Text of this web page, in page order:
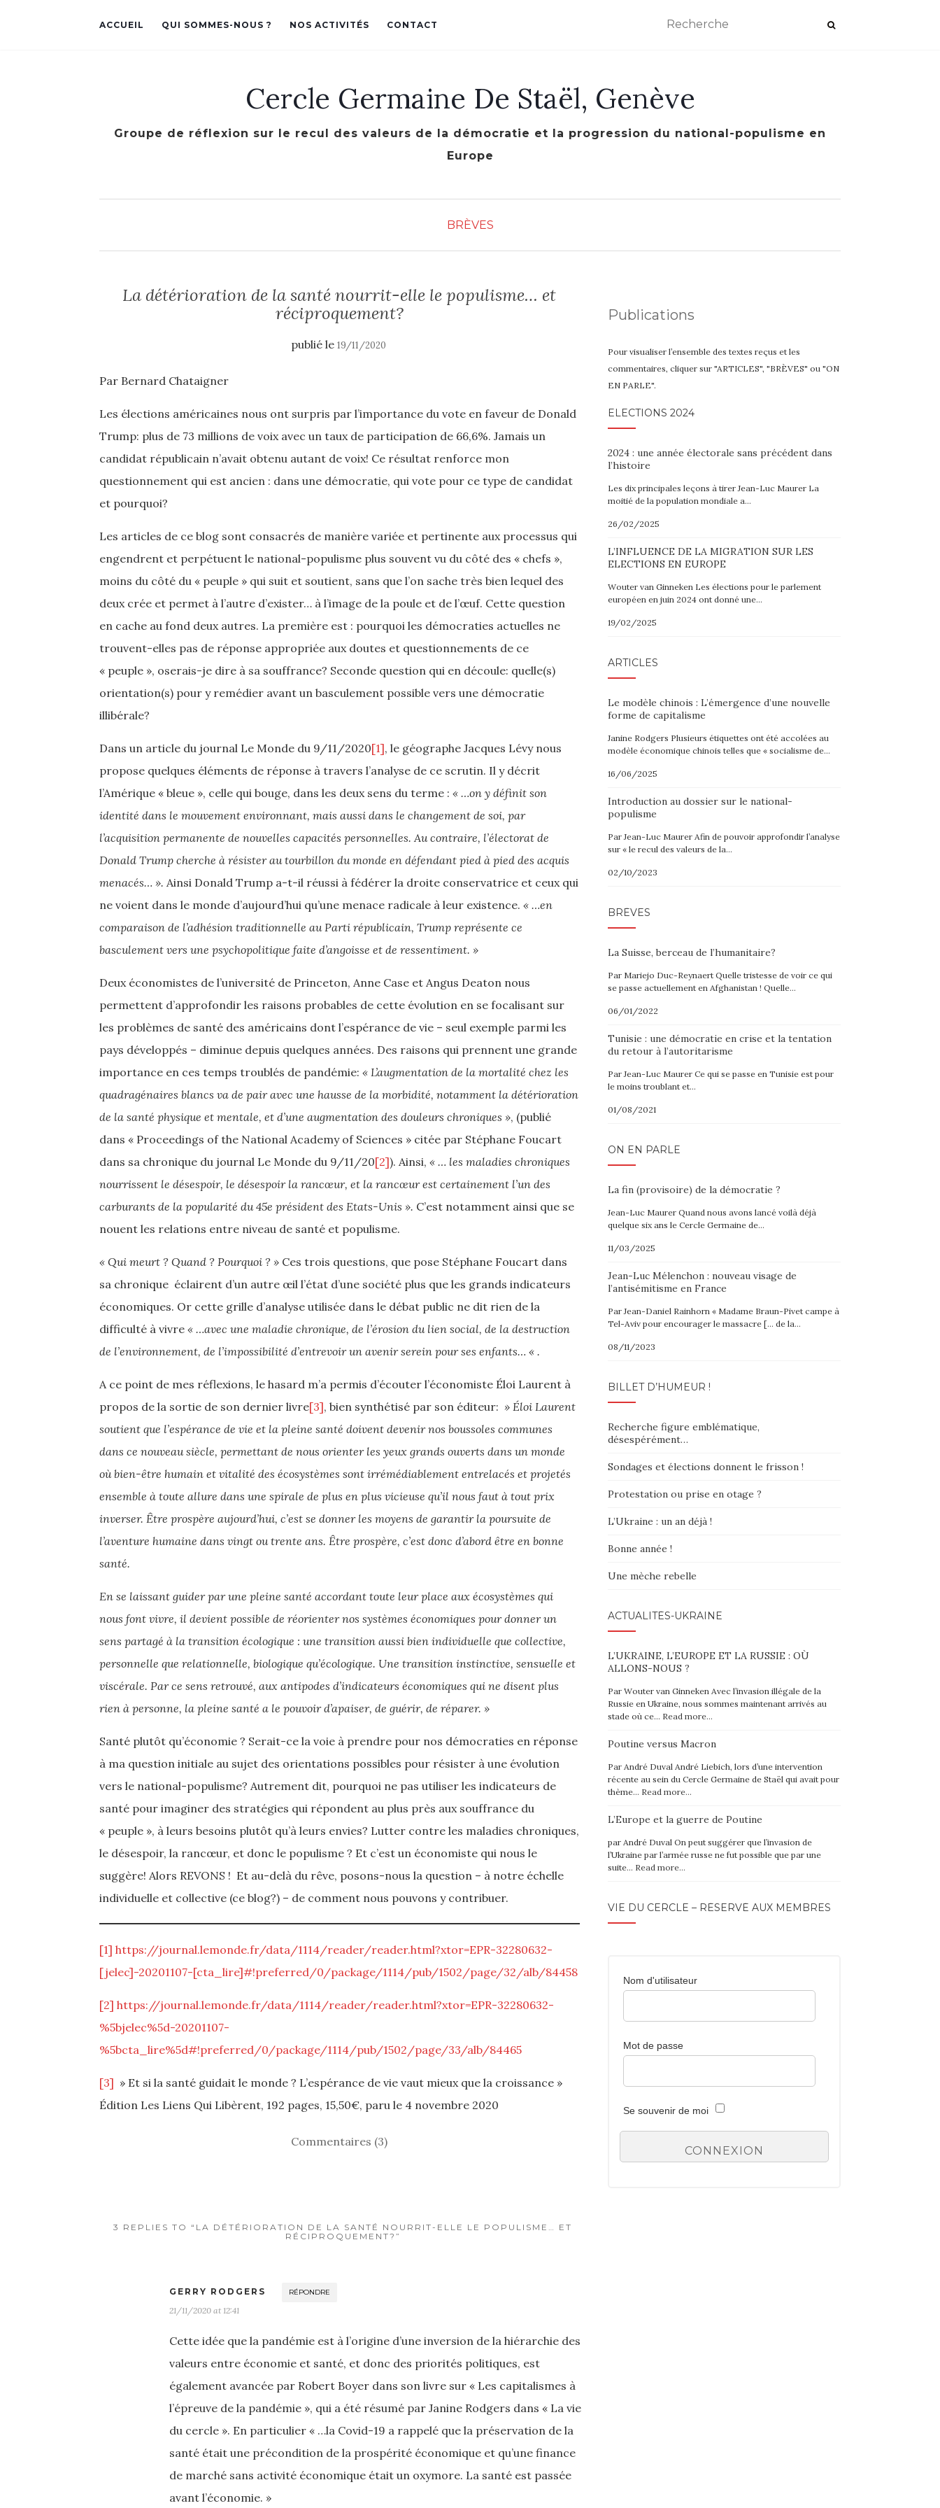
ACCUEIL QUI SOMMES-NOUS ? NOS ACTIVITÉS CONTACT
Cercle Germaine De Staël, Genève
Groupe de réflexion sur le recul des valeurs de la démocratie et la progression du national-populisme en
Europe
BRÈVES
La détérioration de la santé nourrit-elle le populisme… et
réciproquement?
publié le19/11/2020
Par Bernard Chataigner
Les élections américaines nous ont surpris par l’importance du vote en faveur de Donald
Trump: plus de 73 millions de voix avec un taux de participation de 66,6%. Jamais un
candidat républicain n’avait obtenu autant de voix! Ce résultat renforce mon
questionnement qui est ancien : dans une démocratie, qui vote pour ce type de candidat
et pourquoi?
Les articles de ce blog sont consacrés de manière variée et pertinente aux processus qui
engendrent et perpétuent le national-populisme plus souvent vu du côté des « chefs »,
moins du côté du « peuple » qui suit et soutient, sans que l’on sache très bien lequel des
deux crée et permet à l’autre d’exister… à l’image de la poule et de l’œuf. Cette question
en cache au fond deux autres. La première est : pourquoi les démocraties actuelles ne
trouvent-elles pas de réponse appropriée aux doutes et questionnements de ce
« peuple », oserais-je dire à sa souffrance? Seconde question qui en découle: quelle(s)
orientation(s) pour y remédier avant un basculement possible vers une démocratie
illibérale?
Dans un article du journal Le Monde du 9/11/2020[1], le géographe Jacques Lévy nous
propose quelques éléments de réponse à travers l’analyse de ce scrutin. Il y décrit
l’Amérique « bleue », celle qui bouge, dans les deux sens du terme : « …on y définit son
identité dans le mouvement environnant, mais aussi dans le changement de soi, par
l’acquisition permanente de nouvelles capacités personnelles. Au contraire, l’électorat de
Donald Trump cherche à résister au tourbillon du monde en défendant pied à pied des acquis
menacés… ». Ainsi Donald Trump a-t-il réussi à fédérer la droite conservatrice et ceux qui
ne voient dans le monde d’aujourd’hui qu’une menace radicale à leur existence. « …en
comparaison de l’adhésion traditionnelle au Parti républicain, Trump représente ce
basculement vers une psychopolitique faite d’angoisse et de ressentiment. »
Deux économistes de l’université de Princeton, Anne Case et Angus Deaton nous
permettent d’approfondir les raisons probables de cette évolution en se focalisant sur
les problèmes de santé des américains dont l’espérance de vie – seul exemple parmi les
pays développés – diminue depuis quelques années. Des raisons qui prennent une grande
importance en ces temps troublés de pandémie: « L’augmentation de la mortalité chez les
quadragénaires blancs va de pair avec une hausse de la morbidité, notamment la détérioration
de la santé physique et mentale, et d’une augmentation des douleurs chroniques », (publié
dans « Proceedings of the National Academy of Sciences » citée par Stéphane Foucart
dans sa chronique du journal Le Monde du 9/11/20[2]). Ainsi, « … les maladies chroniques
nourrissent le désespoir, le désespoir la rancœur, et la rancœur est certainement l’un des
carburants de la popularité du 45e président des Etats-Unis ». C’est notamment ainsi que se
nouent les relations entre niveau de santé et populisme.
« Qui meurt ? Quand ? Pourquoi ? » Ces trois questions, que pose Stéphane Foucart dans
sa chronique éclairent d’un autre œil l’état d’une société plus que les grands indicateurs
économiques. Or cette grille d’analyse utilisée dans le débat public ne dit rien de la
difficulté à vivre « …avec une maladie chronique, de l’érosion du lien social, de la destruction
de l’environnement, de l’impossibilité d’entrevoir un avenir serein pour ses enfants… « .
A ce point de mes réflexions, le hasard m’a permis d’écouter l’économiste Éloi Laurent à
propos de la sortie de son dernier livre[3], bien synthétisé par son éditeur: » Éloi Laurent
soutient que l’espérance de vie et la pleine santé doivent devenir nos boussoles communes
dans ce nou­veau siècle, permettant de nous orienter les yeux grands ou­verts dans un monde
où bien-être humain et vitalité des écosystèmes sont irrémédiablement entrelacés et projetés
ensemble à toute allure dans une spirale de plus en plus vi­cieuse qu’il nous faut à tout prix
inverser. Être prospère au­jourd’hui, c’est se donner les moyens de garantir la poursuite de
l’aventure humaine dans vingt ou trente ans. Être pros­père, c’est donc d’abord être en bonne
santé.
En se laissant guider par une pleine santé accordant toute leur place aux écosystèmes qui
nous font vivre, il devient possible de réorienter nos systèmes économiques pour donner un
sens parta­gé à la transition écologique : une transition aussi bien indivi­duelle que collective,
personnelle que relationnelle, biologique qu’écologique. Une transition instinctive, sensuelle et
viscérale. Par ce sens retrouvé, aux antipodes d’indicateurs économiques qui ne disent plus
rien à personne, la pleine santé a le pouvoir d’apaiser, de guérir, de réparer. »
Santé plutôt qu’économie ? Serait-ce la voie à prendre pour nos démocraties en réponse
à ma question initiale au sujet des orientations possibles pour résister à une évolution
vers le national-populisme? Autrement dit, pourquoi ne pas utiliser les indicateurs de
santé pour imaginer des stratégies qui répondent au plus près aux souffrance du
« peuple », à leurs besoins plutôt qu’à leurs envies? Lutter contre les maladies chroniques,
le désespoir, la rancœur, et donc le populisme ? Et c’est un économiste qui nous le
suggère! Alors REVONS ! Et au-delà du rêve, posons-nous la question – à notre échelle
individuelle et collective (ce blog?) – de comment nous pouvons y contribuer.
[1] https://journal.lemonde.fr/data/1114/reader/reader.html?xtor=EPR-32280632-
[jelec]-20201107-[cta_lire]#!preferred/0/package/1114/pub/1502/page/32/alb/84458
[2] https://journal.lemonde.fr/data/1114/reader/reader.html?xtor=EPR-32280632-
%5bjelec%5d-20201107-
%5bcta_lire%5d#!preferred/0/package/1114/pub/1502/page/33/alb/84465
[3] » Et si la santé guidait le monde ? L’espérance de vie vaut mieux que la croissance »
Édition Les Liens Qui Libèrent, 192 pages, 15,50€, paru le 4 novembre 2020
Commentaires (3)
3 REPLIES TO “LA DÉTÉRIORATION DE LA SANTÉ NOURRIT-ELLE LE POPULISME… ET
RÉCIPROQUEMENT?”
GERRY RODGERS RÉPONDRE
21/11/2020 at 12:41
Cette idée que la pandémie est à l’origine d’une inversion de la hiérarchie des
valeurs entre économie et santé, et donc des priorités politiques, est
également avancée par Robert Boyer dans son livre sur « Les capitalismes à
l’épreuve de la pandémie », qui a été résumé par Janine Rodgers dans « La vie
du cercle ». En particulier « …la Covid-19 a rappelé que la préservation de la
santé était une précondition de la prospérité économique et qu’une finance
de marché sans activité économique était un oxymore. La santé est passée
avant l’économie. »
Publications
Pour visualiser l’ensemble des textes reçus et les
commentaires, cliquer sur "ARTICLES", "BRÈVES" ou "ON
EN PARLE".
ELECTIONS 2024
2024 : une année électorale sans précédent dans
l’histoire
Les dix principales leçons à tirer Jean-Luc Maurer La
moitié de la population mondiale a…
26/02/2025
L’INFLUENCE DE LA MIGRATION SUR LES
ELECTIONS EN EUROPE
Wouter van Ginneken Les élections pour le parlement
européen en juin 2024 ont donné une…
19/02/2025
ARTICLES
Le modèle chinois : L’émergence d’une nouvelle
forme de capitalisme
Janine Rodgers Plusieurs étiquettes ont été accolées au
modèle économique chinois telles que « socialisme de…
16/06/2025
Introduction au dossier sur le national-
populisme
Par Jean-Luc Maurer Afin de pouvoir approfondir l’analyse
sur « le recul des valeurs de la…
02/10/2023
BRÈVES
La Suisse, berceau de l’humanitaire?
Par Mariejo Duc-Reynaert Quelle tristesse de voir ce qui
se passe actuellement en Afghanistan ! Quelle…
06/01/2022
Tunisie : une démocratie en crise et la tentation
du retour à l’autoritarisme
Par Jean-Luc Maurer Ce qui se passe en Tunisie est pour
le moins troublant et…
01/08/2021
ON EN PARLE
La fin (provisoire) de la démocratie ?
Jean-Luc Maurer Quand nous avons lancé voilà déjà
quelque six ans le Cercle Germaine de…
11/03/2025
Jean-Luc Mélenchon : nouveau visage de
l’antisémitisme en France
Par Jean-Daniel Rainhorn « Madame Braun-Pivet campe à
Tel-Aviv pour encourager le massacre [… de la…
08/11/2023
BILLET D’HUMEUR !
Recherche figure emblématique,
désespérément…
Sondages et élections donnent le frisson !
Protestation ou prise en otage ?
L’Ukraine : un an déjà !
Bonne année !
Une mèche rebelle
ACTUALITÉS-UKRAINE
L’UKRAINE, L’EUROPE ET LA RUSSIE : OÙ
ALLONS-NOUS ?
Par Wouter van Ginneken Avec l’invasion illégale de la
Russie en Ukraine, nous sommes maintenant arrivés au
stade où ce… Read more…
Poutine versus Macron
Par André Duval André Liebich, lors d’une intervention
récente au sein du Cercle Germaine de Staël qui avait pour
thème… Read more…
L’Europe et la guerre de Poutine
par André Duval On peut suggérer que l’invasion de
l’Ukraine par l’armée russe ne fut possible que par une
suite… Read more…
VIE DU CERCLE – RÉSERVÉ AUX MEMBRES
Nom d'utilisateur
Mot de passe
Se souvenir de moi